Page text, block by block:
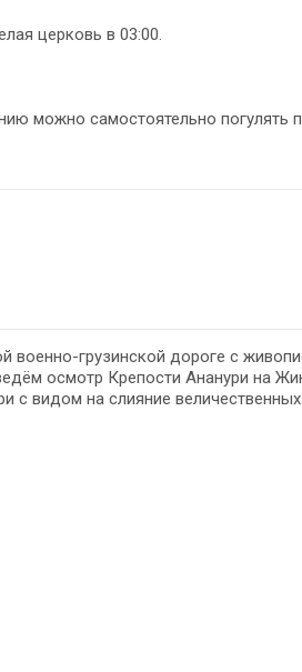
церковь в 03:00.
можно самостоятельно погулять
военно-грузинской дороге с
осмотр Крепости Ананури на
видом на слияние величественных